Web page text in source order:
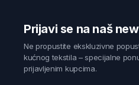
Prijavi se na naš
Ne propustite ekskluzivne
kućnog tekstila – specijalne
prijavljenim kupcima.